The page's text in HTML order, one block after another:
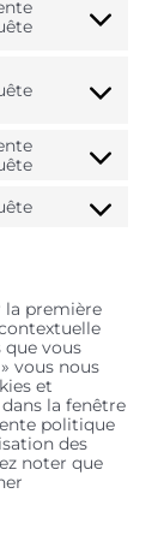
google-
Consent
google-
recaptcha
Consent
google-
Consent
service
facebook
Consent
la première
que vous
vous nous
et
la fenêtre
politique
des
noter que